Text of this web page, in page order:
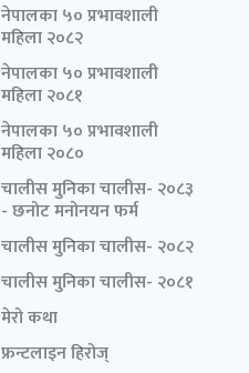
नेपालका ५० प्रभावशाली
महिला २०८२
नेपालका ५० प्रभावशाली
महिला २०८१
नेपालका ५० प्रभावशाली
महिला २०८०
चालीस मुनिका चालीस- २०८३
- छनोट मनोनयन फर्म
चालीस मुनिका चालीस- २०८२
चालीस मुनिका चालीस- २०८१
मेरो कथा
फ्रन्टलाइन हिरोज्